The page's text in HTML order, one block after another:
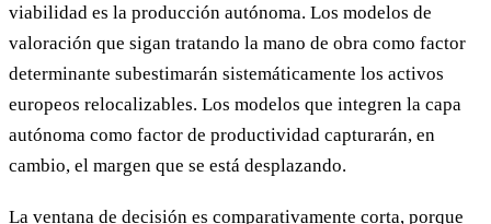
viabilidad es la producción autónoma. Los modelos de
valoración que sigan tratando la mano de obra como factor
determinante subestimarán sistemáticamente los activos
europeos relocalizables. Los modelos que integren la capa
autónoma como factor de productividad capturarán, en
cambio, el margen que se está desplazando.
La ventana de decisión es comparativamente corta, porque